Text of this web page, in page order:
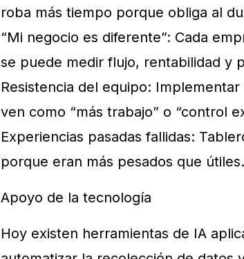
roba más tiempo porque obliga al
“Mi negocio es diferente”: Cada
se puede medir flujo, rentabilidad y
Resistencia del equipo:
ven como “más trabajo” o “control
Experiencias pasadas fallidas:
porque eran más pesados que útiles.
Apoyo de la tecnología
Hoy existen herramientas de IA